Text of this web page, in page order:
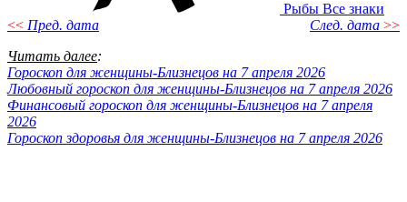
Рыбы Все знаки
<< Пред. дата След. дата >>
Читать далее:
Гороскоп для женщины-Близнецов на 7 апреля 2026
Любовный гороскоп для женщины-Близнецов на 7 апреля 2026
Финансовый гороскоп для женщины-Близнецов на 7 апреля
2026
Гороскоп здоровья для женщины-Близнецов на 7 апреля 2026